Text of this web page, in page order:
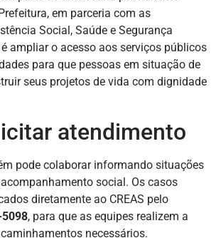
em parceria com as
Social, Saúde e Segurança
ampliar o acesso aos serviços públicos
para que pessoas em situação de
seus projetos de vida com dignidade
atendimento
pode colaborar informando situações
social. Os casos
diretamente ao CREAS pelo
, para que as equipes realizem a
necessários.